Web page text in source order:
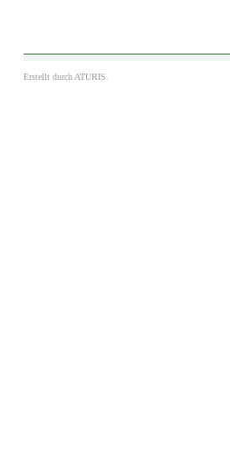
Erstellt durch ATURIS.